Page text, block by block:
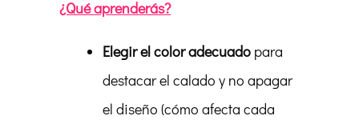
¿Qué aprenderás?
Elegir el color adecuado para
destacar el calado y no apagar
el diseño (cómo afecta cada